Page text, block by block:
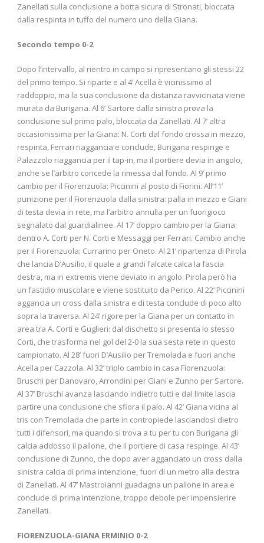
Zanellati sulla conclusione a botta sicura di Stronati, bloccata
dalla respinta in tuffo del numero uno della Giana.
Secondo tempo 0-2
Dopo l’intervallo, al rientro in campo si ripresentano gli stessi 22
del primo tempo. Si riparte e al 4’ Acella è vicinissimo al
raddoppio, ma la sua conclusione da distanza ravvicinata viene
murata da Burigana. Al 6’ Sartore dalla sinistra prova la
conclusione sul primo palo, bloccata da Zanellati. Al 7’ altra
occasionissima per la Giana: N. Corti dal fondo crossa in mezzo,
respinta, Ferrari riaggancia e conclude, Burigana respinge e
Palazzolo riaggancia per il tap-in, ma il portiere devia in angolo,
anche se l’arbitro concede la rimessa dal fondo. Al 9’ primo
cambio per il Fiorenzuola: Piccinini al posto di Fiorini. All’11’
punizione per il Fiorenzuola dalla sinistra: palla in mezzo e Giani
di testa devia in rete, ma l’arbitro annulla per un fuorigioco
segnalato dal guardialinee. Al 17’ doppio cambio per la Giana:
dentro A. Corti per N. Corti e Messaggi per Ferrari. Cambio anche
per il Fiorenzuola: Currarino per Oneto. Al 21’ ripartenza di Pirola
che lancia D’Ausilio, il quale a grandi falcate calca la fascia
destra, ma in extremis viene deviato in angolo. Pirola però ha
un fastidio muscolare e viene sostituito da Perico. Al 22’ Piccinini
aggancia un cross dalla sinistra e di testa conclude di poco alto
sopra la traversa. Al 24’ rigore per la Giana per un contatto in
area tra A. Corti e Guglieri: dal dischetto si presenta lo stesso
Corti, che trasforma nel gol del 2-0 la sua sesta rete in questo
campionato. Al 28’ fuori D’Ausilio per Tremolada e fuori anche
Acella per Cazzola. Al 32’ triplo cambio in casa Fiorenzuola:
Bruschi per Danovaro, Arrondini per Giani e Zunno per Sartore.
Al 37’ Bruschi avanza lasciando indietro tutti e dal limite lascia
partire una conclusione che sfiora il palo. Al 42’ Giana vicina al
tris con Tremolada che parte in contropiede lasciandosi dietro
tutti i difensori, ma quando si trova a tu per tu con Burigana gli
calcia addosso il pallone, che il portiere di casa respinge. Al 43’
conclusione di Zunno, che dopo aver agganciato un cross dalla
sinistra calcia di prima intenzione, fuori di un metro alla destra
di Zanellati. Al 47’ Mastroianni guadagna un pallone in area e
conclude di prima intenzione, troppo debole per impensierire
Zanellati.
FIORENZUOLA-GIANA ERMINIO 0-2